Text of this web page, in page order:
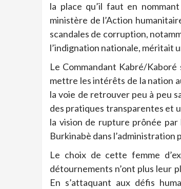
la place qu’il faut en
ministère de l’Action
scandales de corruption,
l’indignation nationale, méritait
Le Commandant Kabré/
mettre les intérêts de la nation
la voie de retrouver peu à peu
des pratiques transparentes et
la vision de rupture prônée
Burkinabè dans l’administration
Le choix de cette femme
détournements n’ont plus leur
En s’attaquant aux défis